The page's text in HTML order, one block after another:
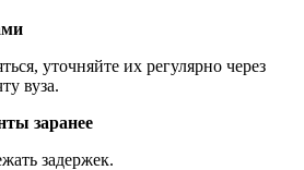
уточняйте их регулярно через
вуза.
заранее
задержек.